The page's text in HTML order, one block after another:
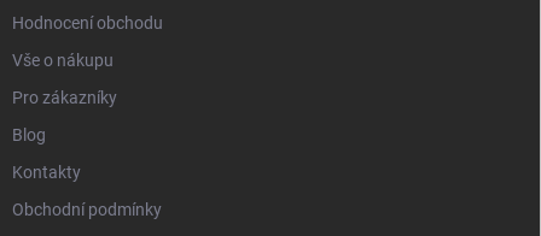
Hodnocení obchodu
Vše o nákupu
Pro zákazníky
Blog
Kontakty
Obchodní podmínky